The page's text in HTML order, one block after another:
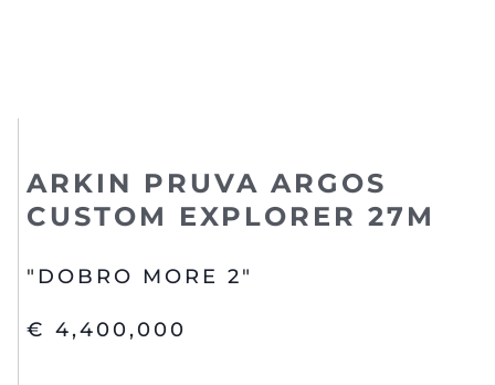
ARKIN PRUVA ARGOS
CUSTOM EXPLORER 27M
"DOBRO MORE 2"
€ 4,400,000